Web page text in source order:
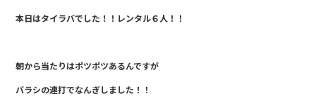
a
c
e
b
o
n
e
本日はタイラバでした！！レンタル６人！！
朝から当たりはポツポツあるんですが
バラシの連打でなんぎしました！！